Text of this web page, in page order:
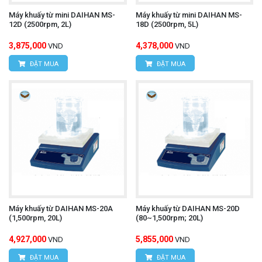
nghiệm chất lượng.
phẩm, dược phẩm, thực phẩm.
cho quy trình khuấy.
Bộ DAIHAN OVS-G30-Set là giải pháp khuấy đũa
toàn diện – mạnh mẽ, chính xác và bền bỉ – cho
thể tích lớn trong các môi trường chuyên nghiệp.
Với động cơ BLDC, điều khiển PID kỹ thuật số và
bộ phụ kiện đi kèm đầy đủ, đây là lựa chọn lý tưởng
Máy khuấy từ mini DAIHAN MS-
12D (2500rpm, 2L)
3,875,000 VND
ĐẶT MUA
Máy khuấy từ mini DAIHAN MS-
18D (2500rpm, 5L)
4,378,000 VND
ĐẶT MUA
Máy khuấy từ DAIHAN MS-20A
(1,500rpm, 20L)
4,927,000 VND
ĐẶT MUA
Máy khuấy từ DAIHAN MS-20D
(80~1,500rpm; 20L)
5,855,000 VND
ĐẶT MUA